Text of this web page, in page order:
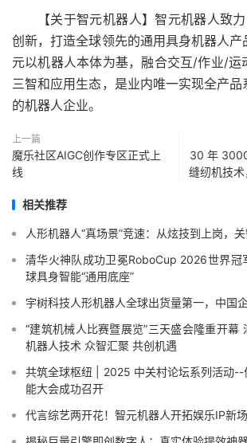
【关于智元机器人】智元机器人致
创新，打造全球领先的通用具身机器人产
元以机器人本体为基，融合交互/作业/运
三智和应用生态，是业内唯一实现全产
的机器人企业。
上一篇
魔乐社区AIGC创作专区正式上
线
30 年
缝纫机技
相关推荐
人形机器人“真场景”竞速：从炫技到上岗，关
清华火神队成功卫冕RoboCup 2026世界冠
球具身智能“通用底座”
宇树科技人形机器人全球出货量第一，中国
“建筑机械人比赛暨展览”三天盛会隆重开幕
机器人技术 众智汇聚 共创机遇
共筑全球枢纽 | 2025 中关村论坛系列活动--
能大会成功召开
代言综艺两开花！智元机器人开拓娱乐IP新